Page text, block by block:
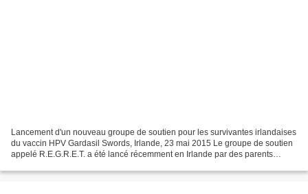
Lancement d'un nouveau groupe de soutien pour les survivantes irlandaises
du vaccin HPV Gardasil Swords, Irlande, 23 mai 2015 Le groupe de soutien
appelé R.E.G.R.E.T. a été lancé récemment en Irlande par des parents